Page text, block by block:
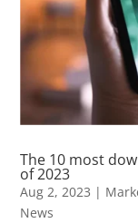
The 10 most
of 2023
Aug 2, 2023 |
News